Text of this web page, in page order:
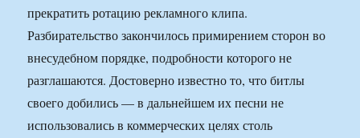
прекратить ротацию рекламного клипа.
Разбирательство закончилось примирением сторон во
внесудебном порядке, подробности которого не
разглашаются. Достоверно известно то, что битлы
своего добились — в дальнейшем их песни не
использовались в коммерческих целях столь